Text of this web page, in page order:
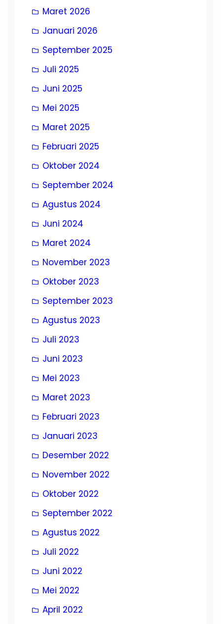
Maret 2026
Januari 2026
September 2025
Juli 2025
Juni 2025
Mei 2025
Maret 2025
Februari 2025
Oktober 2024
September 2024
Agustus 2024
Juni 2024
Maret 2024
November 2023
Oktober 2023
September 2023
Agustus 2023
Juli 2023
Juni 2023
Mei 2023
Maret 2023
Februari 2023
Januari 2023
Desember 2022
November 2022
Oktober 2022
September 2022
Agustus 2022
Juli 2022
Juni 2022
Mei 2022
April 2022